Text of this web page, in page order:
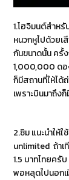
1.โฮจิมนต์สำห
หนวกหูไปด้วยเ
กันขนาดนั้น ครั้
1,000,000 ดอ
ก็มีสถานที่ให้ได้
เพราะบินมาถึง
2.ซิม แนะนำให้
unlimited ถ้าเ
1.5 บาทไทยครั
พอหลุดไปนอกเ